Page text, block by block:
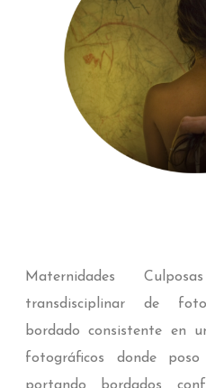
Maternidades
transdisciplinar de
bordado consistente en
fotográficos donde